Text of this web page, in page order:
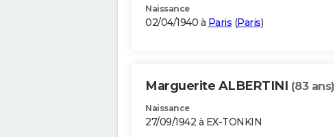
Naissance
02/04/1940 à Paris (Paris)
Marguerite ALBERTINI (83 ans)
Naissance
27/09/1942 à EX-TONKIN